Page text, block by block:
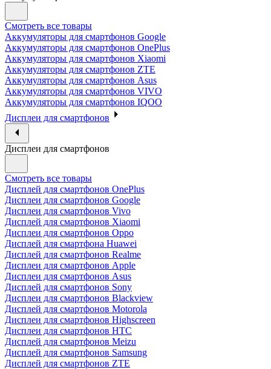
Смотреть все товары
Аккумуляторы для смартфонов Google
Аккумуляторы для смартфонов OnePlus
Аккумуляторы для смартфонов Xiaomi
Аккумуляторы для смартфонов ZTE
Аккумуляторы для cмартфонов Asus
Аккумуляторы для смартфонов VIVO
Аккумуляторы для смартфонов IQOO
Дисплеи для смартфонов
Дисплеи для смартфонов
Смотреть все товары
Дисплей для смартфонов OnePlus
Дисплеи для смартфонов Google
Дисплеи для смартфонов Vivo
Дисплей для смартфонов Xiaomi
Дисплеи для смартфонов Oppo
Дисплей для смартфона Huawei
Дисплей для смартфонов Realme
Дисплеи для смартфонов Apple
Дисплеи для смартфонов Asus
Дисплей для смартфонов Sony
Дисплеи для смартфонов Blackview
Дисплей для смартфонов Motorola
Дисплеи для смартфонов Highscreen
Дисплеи для смартфонов HTC
Дисплей для смартфонов Meizu
Дисплей для смартфонов Samsung
Дисплей для смартфонов ZTE